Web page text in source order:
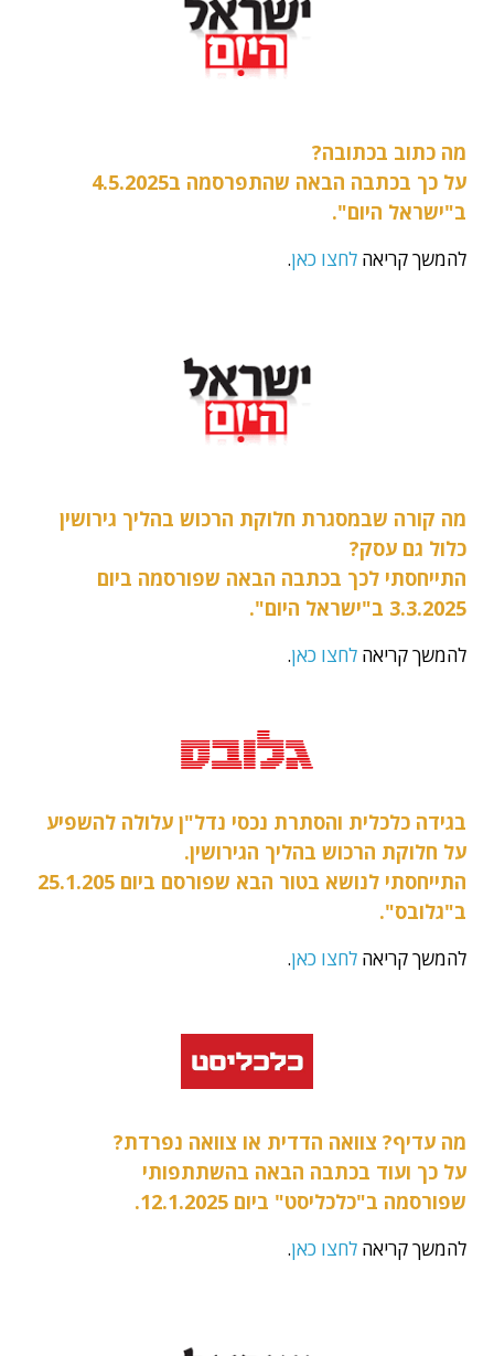
מה כתוב בכתובה?
על כך בכתבה הבאה שהתפרסמה ב4.5.2025
ב"ישראל היום".
להמשך קריאה לחצו כאן.
מה קורה שבמסגרת חלוקת הרכוש בהליך גירושין
כלול גם עסק?
התייחסתי לכך בכתבה הבאה שפורסמה ביום
3.3.2025 ב"ישראל היום".
להמשך קריאה לחצו כאן.
בגידה כלכלית והסתרת נכסי נדל"ן עלולה להשפיע
על חלוקת הרכוש בהליך הגירושין.
התייחסתי לנושא בטור הבא שפורסם ביום 25.1.205
ב"גלובס".
להמשך קריאה לחצו כאן.
מה עדיף? צוואה הדדית או צוואה נפרדת?
על כך ועוד בכתבה הבאה בהשתתפותי
שפורסמה ב"כלכליסט" ביום 12.1.2025.
להמשך קריאה לחצו כאן.